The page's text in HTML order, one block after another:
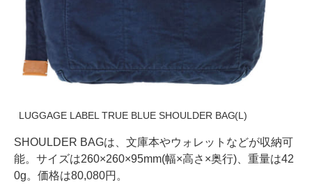
LUGGAGE LABEL TRUE BLUE SHOULDER BAG(L)
SHOULDER BAGは、文庫本やウォレットなどが収納可
能。サイズは260×260×95mm(幅×高さ×奥行)、重量は42
0g。価格は80,080円。